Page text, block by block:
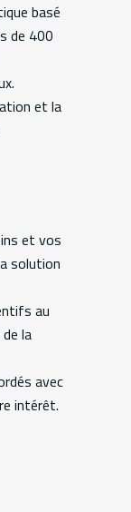
basé
de 400
et la
et vos
solution
au
la
avec
intérêt.